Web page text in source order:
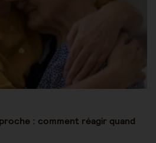
: comment réagir quand